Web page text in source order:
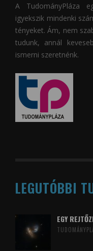
A TudományPláza
igyekszik mindenki
tényeket. Ám, nem
tudunk, annál
ismerni szeretnénk.
LEGUTÓBBI
EGY